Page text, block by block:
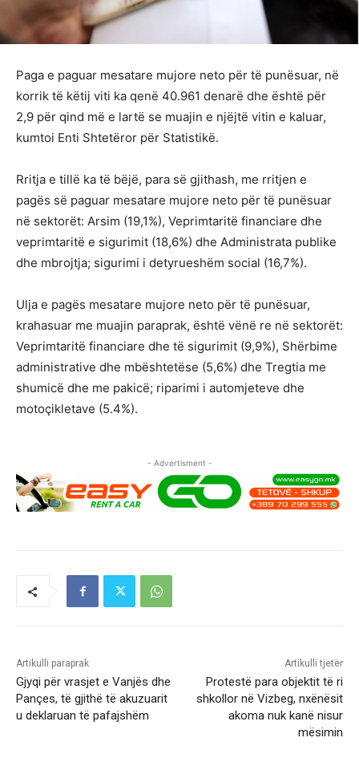
Paga e paguar mesatare mujore neto për të punësuar, në
korrik të këtij viti ka qenë 40.961 denarë dhe është për
2,9 për qind më e lartë se muajin e njëjtë vitin e kaluar,
kumtoi Enti Shtetëror për Statistikë.
Rritja e tillë ka të bëjë, para së gjithash, me rritjen e
pagës së paguar mesatare mujore neto për të punësuar
në sektorët: Arsim (19,1%), Veprimtaritë financiare dhe
veprimtaritë e sigurimit (18,6%) dhe Administrata publike
dhe mbrojtja; sigurimi i detyrueshëm social (16,7%).
Ulja e pagës mesatare mujore neto për të punësuar,
krahasuar me muajin paraprak, është vënë re në sektorët:
Veprimtaritë financiare dhe të sigurimit (9,9%), Shërbime
administrative dhe mbështetëse (5,6%) dhe Tregtia me
shumicë dhe me pakicë; riparimi i automjeteve dhe
motoçikletave (5.4%).
- Advertisment -
Artikulli paraprak
Gjyqi për vrasjet e Vanjës dhe
Pançes, të gjithë të akuzuarit
u deklaruan të pafajshëm
Artikulli tjetër
Protestë para objektit të ri
shkollor në Vizbeg, nxënësit
akoma nuk kanë nisur
mësimin